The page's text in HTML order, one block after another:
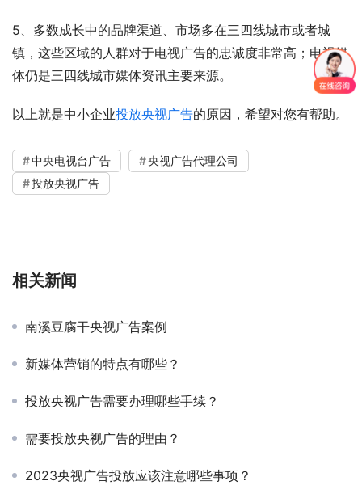
5、多数成长中的品牌渠道、市场多在三四线城市或者城
镇，这些区域的人群对于电视广告的忠诚度非常高；电视媒
体仍是三四线城市媒体资讯主要来源。
以上就是中小企业投放央视广告的原因，希望对您有帮助。
中央电视台广告
央视广告代理公司
投放央视广告
相关新闻
南溪豆腐干央视广告案例
新媒体营销的特点有哪些？
投放央视广告需要办理哪些手续？
需要投放央视广告的理由？
2023央视广告投放应该注意哪些事项？